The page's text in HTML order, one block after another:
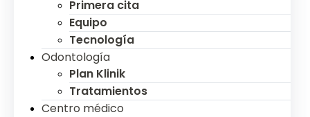
Primera cita
Equipo
Tecnología
Odontología
Plan Klinik
Tratamientos
Centro médico